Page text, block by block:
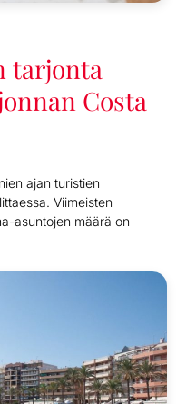
tarjonta
Costa
ajan turistien
Viimeisten
asuntojen määrä on